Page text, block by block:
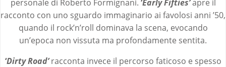
personale di Roberto Formignani. ‘Early Fifties’ apre il
racconto con uno sguardo immaginario ai favolosi anni ’50,
quando il rock’n’roll dominava la scena, evocando
un’epoca non vissuta ma profondamente sentita.
‘Dirty Road’ racconta invece il percorso faticoso e spesso